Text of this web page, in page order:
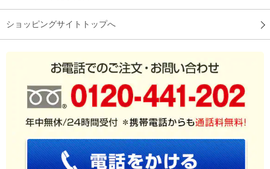
ショッピングサイトトップへ